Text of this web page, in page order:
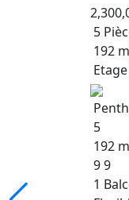
5
192
5
192
9 9
1